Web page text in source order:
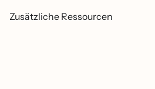
Zusätzliche Ressourcen